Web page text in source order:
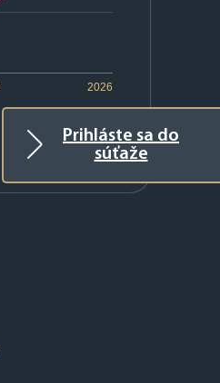
Prihláste sa do
súťaže
2026